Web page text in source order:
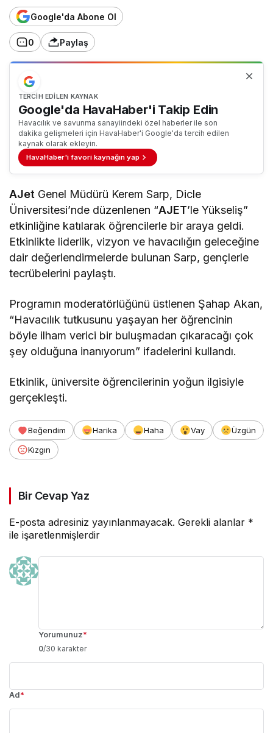
Google'da Abone Ol
0 Paylaş
TERCIH EDILEN KAYNAK
Google'da HavaHaber'i Takip Edin
Havacılık ve savunma sanayiindeki özel haberler ile son
dakika gelişmeleri için HavaHaber'i Google'da tercih edilen
kaynak olarak ekleyin.
HavaHaber'i favori kaynağın yap
AJet Genel Müdürü Kerem Sarp, Dicle
Üniversitesi’nde düzenlenen “AJET’le Yükseliş”
etkinliğine katılarak öğrencilerle bir araya geldi.
Etkinlikte liderlik, vizyon ve havacılığın geleceğine
dair değerlendirmelerde bulunan Sarp, gençlerle
tecrübelerini paylaştı.
Programın moderatörlüğünü üstlenen Şahap Akan,
“Havacılık tutkusunu yaşayan her öğrencinin
böyle ilham verici bir buluşmadan çıkaracağı çok
şey olduğuna inanıyorum” ifadelerini kullandı.
Etkinlik, üniversite öğrencilerinin yoğun ilgisiyle
gerçekleşti.
Beğendim Harika Haha Vay
Üzgün
Kızgın
Bir Cevap Yaz
E-posta adresiniz yayınlanmayacak. Gerekli alanlar *
ile işaretlenmişlerdir
Yorumunuz*
0/30 karakter
Ad*